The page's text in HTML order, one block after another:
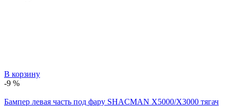
В корзину
-9 %
Бампер левая часть под фару SHACMAN X5000/X3000 тягач